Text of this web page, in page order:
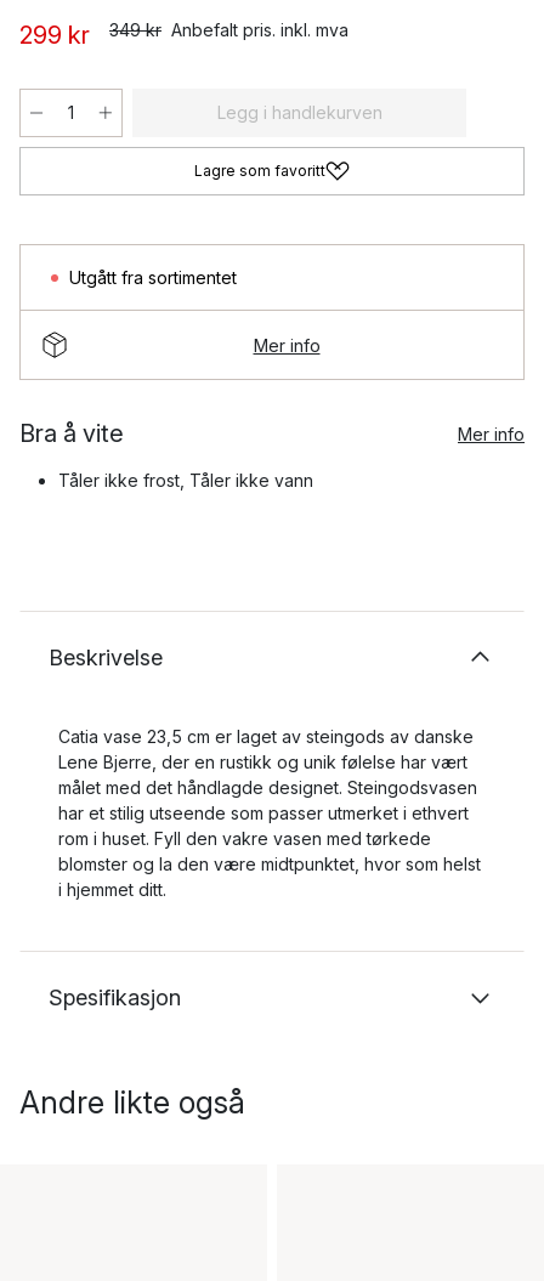
299 kr 349 kr Anbefalt pris. inkl. mva
Legg i handlekurven
Lagre som favoritt
Utgått fra sortimentet
Mer info
Bra å vite Mer info
Tåler ikke frost, Tåler ikke vann
Beskrivelse
Catia vase 23,5 cm er laget av steingods av danske
Lene Bjerre, der en rustikk og unik følelse har vært
målet med det håndlagde designet. Steingodsvasen
har et stilig utseende som passer utmerket i ethvert
rom i huset. Fyll den vakre vasen med tørkede
blomster og la den være midtpunktet, hvor som helst
i hjemmet ditt.
Spesifikasjon
Andre likte også